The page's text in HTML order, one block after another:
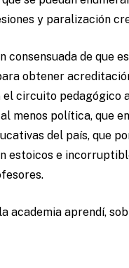
y paralización
consensuada de que
obtener
el circuito pedagógico
menos política, que
del país, que
estoicos e
academia aprendí,